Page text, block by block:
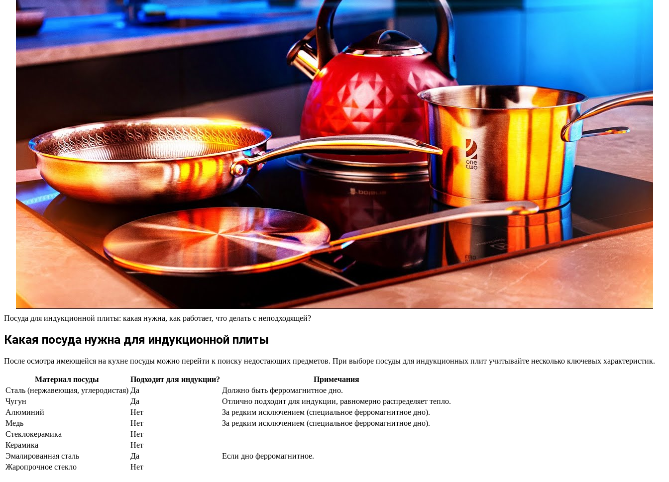
Посуда для индукционной плиты: какая нужна, как работает, что делать с неподходящей?
Какая посуда нужна для индукционной плиты
После осмотра имеющейся на кухне посуды можно перейти к поиску недостающих предметов. При выборе посуды для индукционных плит учитывайте несколько ключевых характеристик.
Материал посуды Подходит для индукции?
Примечания
Сталь (нержавеющая, углеродистая) Да
Должно быть ферромагнитное дно.
Чугун
Да
Отлично подходит для индукции, равномерно распределяет тепло.
Алюминий
Нет
За редким исключением (специальное ферромагнитное дно).
Медь
Нет
За редким исключением (специальное ферромагнитное дно).
Стеклокерамика
Нет
Керамика
Нет
Эмалированная сталь
Да
Если дно ферромагнитное.
Жаропрочное стекло
Нет